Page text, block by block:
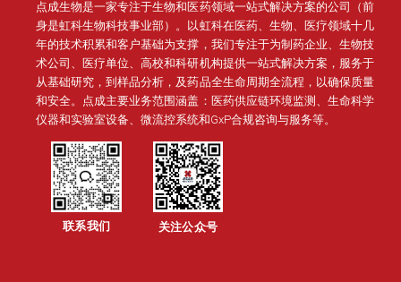
点成生物是一家专注于生物和医药领域一站式解决方案的公司（前
身是虹科生物科技事业部）。
以虹科在医药、生物、医疗领域十几
年的技术积累和客户基础为支撑，我们专注于为制药企业、生物技
术公司、医疗单位、高校和科研机构提供一站式解决方案，服务于
从基础研究，到样品分析，及药品全生命周期全流程，以确保质量
和安全。点成主要业务范围涵盖：医药供应链环境监测、生命科学
仪器和实验室设备、微流控系统和GxP合规咨询与服务等。
联系我们 关注公众号